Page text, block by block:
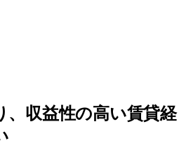
、収益性の高い賃貸経